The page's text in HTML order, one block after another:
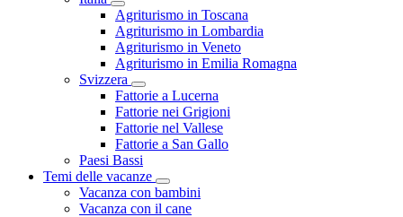
Agriturismo in Toscana
Agriturismo in Lombardia
Agriturismo in Veneto
Agriturismo in Emilia Romagna
Svizzera
Fattorie a Lucerna
Fattorie nei Grigioni
Fattorie nel Vallese
Fattorie a San Gallo
Paesi Bassi
Temi delle vacanze
Vacanza con bambini
Vacanza con il cane